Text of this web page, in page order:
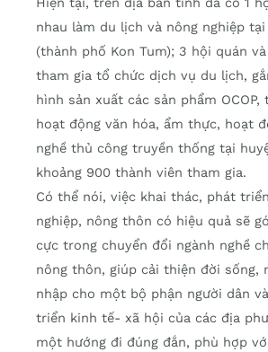
nhau làm du lịch và nông nghiệp
(thành phố Kon Tum); 3 hội quán
tham gia tổ chức dịch vụ du lịch,
hình sản xuất các sản phẩm
hoạt động văn hóa, ẩm thực, hoạt
nghề thủ công truyền thống tại
khoảng 900 thành viên tham gia.
Có thể nói, việc khai thác, phát
nghiệp, nông thôn có hiệu quả sẽ
cực trong chuyển đổi ngành nghề
nông thôn, giúp cải thiện đời sống,
nhập cho một bộ phận người dân
triển kinh tế- xã hội của các địa
một hướng đi đúng đắn, phù hợp